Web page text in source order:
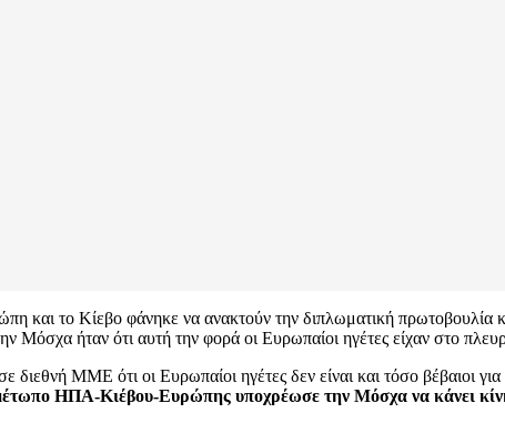
και το Κίεβο φάνηκε να ανακτούν την διπλωματική πρωτοβουλία
Μόσχα ήταν ότι αυτή την φορά οι Ευρωπαίοι ηγέτες είχαν στο
διεθνή ΜΜΕ ότι οι Ευρωπαίοι ηγέτες δεν είναι και τόσο βέβαιοι
ΗΠΑ-Κιέβου-Ευρώπης υποχρέωσε την Μόσχα να κάνει